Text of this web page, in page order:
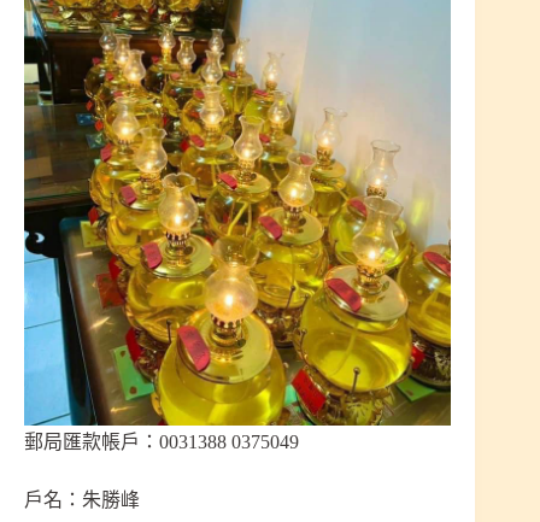
郵局匯款帳戶：0031388 0375049
戶名：朱勝峰